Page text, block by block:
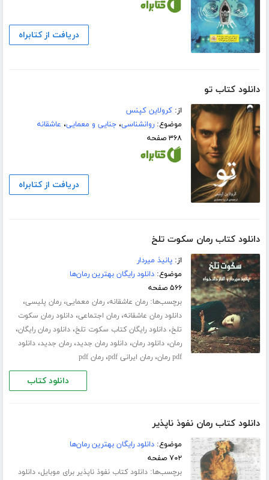
دریافت از کتابراه
دانلود کتاب تو
از:کرولاین کپنس
موضوع:روانشناسی،جنایی و معمایی، عاشقانه
۳۶۸ صفحه
دریافت از کتابراه
دانلود کتاب رمان سکوت تلخ
از:پانیذ میردار
موضوع:دانلود رایگان بهترین رمان‌ها
۵۶۶ صفحه
برچسب‌ها:رمان عاشقانه،رمان معمایی،رمان پلیسی،
دانلود رمان عاشقانه،رمان اجتماعی،دانلود رمان سکوت
تلخ،دانلود رایگان کتاب سکوت تلخ،دانلود رمان رایگان،
رمان،دانلود رمان،دانلود رمان جدید،رمان جدید،دانلود
pdf رمان
،رمان ایرانی pdf ،رمان pdf
دانلود کتاب
دانلود کتاب رمان نفوذ ناپذیر
موضوع:دانلود رایگان بهترین رمان‌ها
۷۰۲ صفحه
برچسب‌ها:دانلود کتاب نفوذ ناپذیر برای موبایل،دانلود